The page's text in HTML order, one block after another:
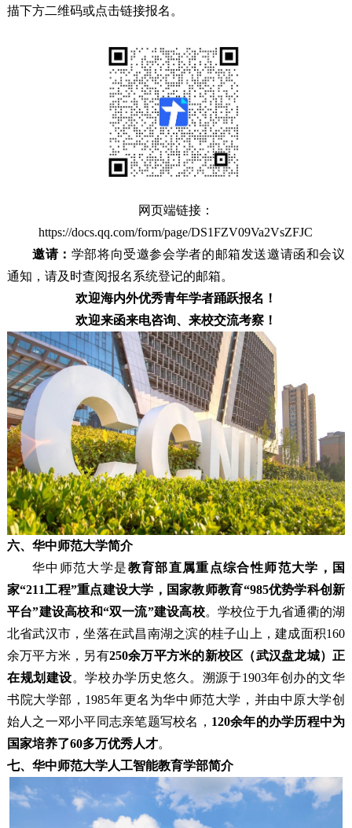
描下方二维码或点击链接报名。
网页端链接：
https://docs.qq.com/form/page/DS1FZV09Va2VsZFJC
邀请： 学部将向受邀参会学者的邮箱发送邀请函和会议
通知，请及时查阅报名系统登记的邮箱。
欢迎海内外优秀青年学者踊跃报名！
欢迎来函来电咨询、来校交流考察！
六、华中师范大学简介
华中师范大学是教育部直属重点综合性师范大学，国
家“211工程”重点建设大学，国家教师教育“985优势学科创新
平台”建设高校和“双一流”建设高校。学校位于九省通衢的湖
北省武汉市，坐落在武昌南湖之滨的桂子山上，建成面积160
余万平方米，另有250余万平方米的新校区（武汉盘龙城）正
在规划建设。学校办学历史悠久。溯源于1903年创办的文华
书院大学部，1985年更名为华中师范大学，并由中原大学创
始人之一邓小平同志亲笔题写校名， 120余年的办学历程中为
国家培养了60多万优秀人才。
七、华中师范大学人工智能教育学部简介